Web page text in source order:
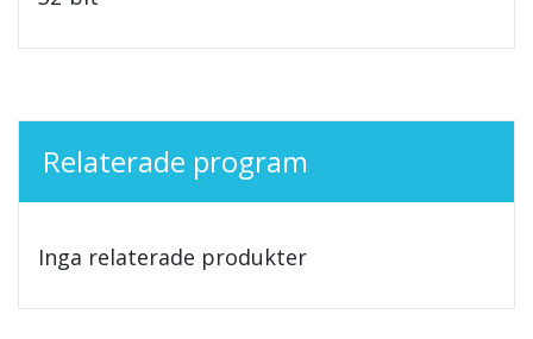
Relaterade program
Inga relaterade produkter